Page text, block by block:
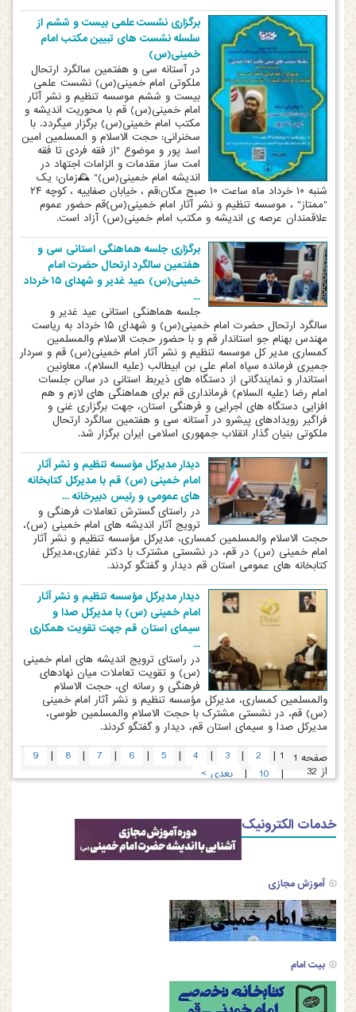
برگزاری نشست علمی بیست و ششم از
سلسله نشست های تبیین مکتب امام
خمینی(س)
در آستانه سی و هفتمین سالگرد ارتحال
ملکوتی امام خمینی(س) نشست علمی
بیست و ششم موسسه تنظیم و نشر آثار
امام خمینی(س) قم با محوریت اندیشه و
مکتب امام خمینی(س) برگزار میگردد. با
سخنرانی: حجت الاسلام و المسلمین امین
اسد پور و موضوع "از فقه فردی تا فقه
امت ساز مقدمات و الزامات اجتهاد در
اندیشه امام خمینی(س)" 🕰زمان: یک
شنبه ۱۰ خرداد ماه ساعت ۱۰ صبح مکان:قم ، خیابان صفاییه ، کوچه ۲۴
"ممتاز" ، موسسه تنظیم و نشر آثار امام خمینی(س)قم حضور عموم
علاقمندان عرصه ی اندیشه و مکتب امام خمینی(س) آزاد است.
برگزاری جلسه هماهنگی استانی سی و
هفتمین سالگرد ارتحال حضرت امام
خمینی(س) ،عید غدیر و شهدای ۱۵ خرداد
...
جلسه هماهنگی استانی عید غدیر و
سالگرد ارتحال حضرت امام خمینی(س) و شهدای ۱۵ خرداد به ریاست
مهندس بهنام جو استاندار قم و با حضور حجت الاسلام والمسلمین
کمساری مدیر کل موسسه تنظیم و نشر آثار امام خمینی(س) قم و سردار
جمیری فرمانده سپاه امام علی بن ابیطالب (علیه السلام)، معاونین
استاندار و نمایندگانی از دستگاه های ذیربط استانی در سالن جلسات
امام رضا (علیه السلام) فرمانداری قم برای هماهنگی های لازم و هم
افزایی دستگاه های اجرایی و فرهنگی استان، جهت برگزاری غنی و
فراگیر رویدادهای پیشرو در آستانه سی و هفتمین سالگرد ارتحال
ملکوتی بنیان گذار انقلاب جمهوری اسلامی ایران برگزار شد.
دیدار مدیرکل مؤسسه تنظیم و نشر آثار
امام خمینی (س) قم با مدیرکل کتابخانه
های عمومی و رئیس دبیرخانه ...
در راستای گسترش تعاملات فرهنگی و
ترویج آثار اندیشه های امام خمینی (س)،
حجت الاسلام والمسلمین کمساری، مدیرکل مؤسسه تنظیم و نشر آثار
امام خمینی (س) در قم، در نشستی مشترک با دکتر غفاری،مدیرکل
کتابخانه های عمومی استان قم دیدار و گفتگو کردند.
دیدار مدیرکل مؤسسه تنظیم و نشر آثار
امام خمینی (س) با مدیرکل صدا و
سیمای استان قم جهت تقویت همکاری
...
در راستای ترویج اندیشه های امام خمینی
(س) و تقویت تعاملات میان نهادهای
فرهنگی و رسانه ای، حجت الاسلام
والمسلمین کمساری، مدیرکل مؤسسه تنظیم و نشر آثار امام خمینی
(س) قم، در نشستی مشترک با حجت الاسلام والمسلمین طوسی،
مدیرکل صدا و سیمای استان قم، دیدار و گفتگو کردند.
صفحه 1
از 32
1
|
2
|
3
|
4
|
5
|
6
|
7
|
8
|
9
|
10
| بعدی >
خدمات الکترونیک
آموزش مجازی
بیت امام